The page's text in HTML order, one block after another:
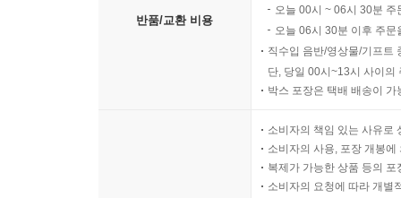
반품/교환 비용
오늘 00시 ~ 06시 30분
오늘 06시 30분 이후 주
직수입 음반/영상물/기프트
단, 당일 00시~13시 사이의
박스 포장은 택배 배송이
소비자의 책임 있는 사유로
소비자의 사용, 포장 개봉
복제가 가능한 상품 등의
소비자의 요청에 따라 개별